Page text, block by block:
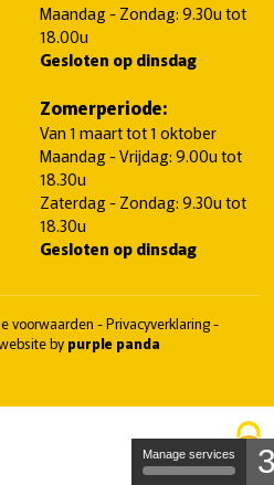
Maandag - Zondag: 9.30u tot
18.00u
Gesloten op dinsdag
Zomerperiode:
Van 1 maart tot 1 oktober
Maandag - Vrijdag: 9.00u tot
18.30u
Zaterdag - Zondag: 9.30u tot
18.30u
Gesloten op dinsdag
voorwaarden -Privacyverklaring-
by purple panda
Manage services